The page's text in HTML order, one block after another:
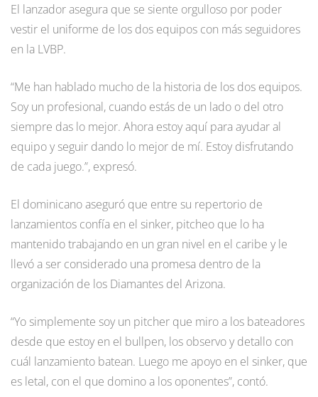
El lanzador asegura que se siente orgulloso por poder
vestir el uniforme de los dos equipos con más seguidores
en la LVBP.
“Me han hablado mucho de la historia de los dos equipos.
Soy un profesional, cuando estás de un lado o del otro
siempre das lo mejor. Ahora estoy aquí para ayudar al
equipo y seguir dando lo mejor de mí. Estoy disfrutando
de cada juego.”, expresó.
El dominicano aseguró que entre su repertorio de
lanzamientos confía en el sinker, pitcheo que lo ha
mantenido trabajando en un gran nivel en el caribe y le
llevó a ser considerado una promesa dentro de la
organización de los Diamantes del Arizona.
“Yo simplemente soy un pitcher que miro a los bateadores
desde que estoy en el bullpen, los observo y detallo con
cuál lanzamiento batean. Luego me apoyo en el sinker, que
es letal, con el que domino a los oponentes”, contó.